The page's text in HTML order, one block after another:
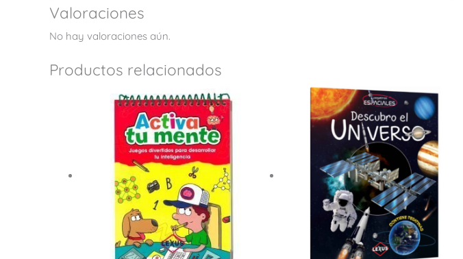
Valoraciones
No hay valoraciones aún.
Productos relacionados